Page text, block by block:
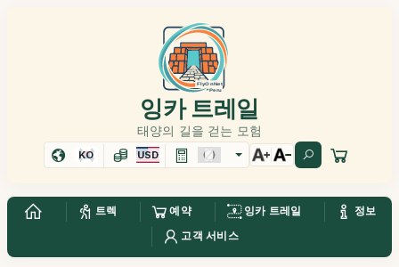
잉카 트레일
태양의 길을 걷는 모험
KO USD
트렉 예약 잉카 트레일
정보
고객 서비스